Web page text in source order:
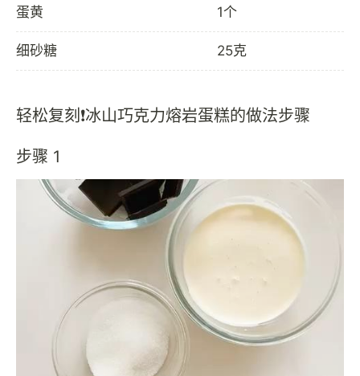
蛋黄 1个
细砂糖 25克
轻松复刻❗冰山巧克力熔岩蛋糕的做法步骤
步骤 1